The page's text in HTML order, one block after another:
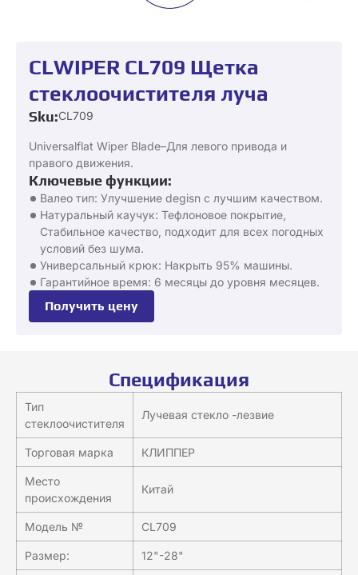
CLWIPER CL709 Щетка
стеклоочистителя луча
Sku:CL709
Universalflat Wiper Blade–Для левого привода и
правого движения.
Ключевые функции:
Валео тип: Улучшение degisn с лучшим качеством.
Натуральный каучук: Тефлоновое покрытие,
Стабильное качество, подходит для всех погодных
условий без шума.
Универсальный крюк: Накрыть 95% машины.
Гарантийное время: 6 месяцы до уровня месяцев.
Получить цену
Спецификация
Тип
стеклоочистителя
Лучевая стекло -лезвие
Торговая марка КЛИППЕР
Место
происхождения
Китай
Модель № CL709
Размер: 12"-28"